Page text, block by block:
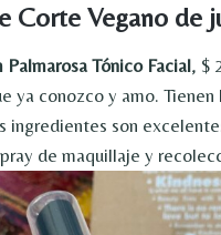
Corte Vegano de
Tónico Facial, $
ya conozco y amo.
ingredientes son
de maquillaje y